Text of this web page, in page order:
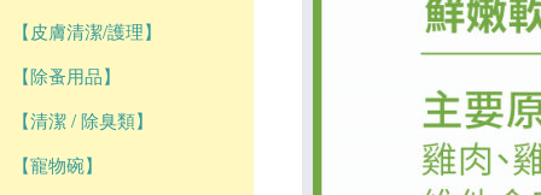
【皮膚清潔/護理】
【除蚤用品】
【清潔 / 除臭類】
【寵物碗】